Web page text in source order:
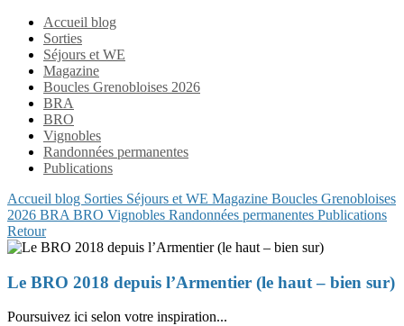
Accueil blog
Sorties
Séjours et WE
Magazine
Boucles Grenobloises 2026
BRA
BRO
Vignobles
Randonnées permanentes
Publications
Accueil blog Sorties Séjours et WE Magazine Boucles Grenobloises
2026 BRA BRO Vignobles Randonnées permanentes Publications
Retour
Le BRO 2018 depuis l’Armentier (le haut – bien sur)
Poursuivez ici selon votre inspiration...